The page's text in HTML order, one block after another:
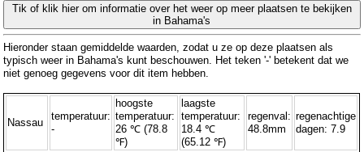
Tik of klik hier om informatie over het weer op meer plaatsen te bekijken
in Bahama's
Hieronder staan ​​gemiddelde waarden, zodat u ze op deze plaatsen als
typisch weer in Bahama's kunt beschouwen. Het teken '-' betekent dat we
niet genoeg gegevens voor dit item hebben.
Nassau
temperatuur:
-
hoogste
temperatuur:
26 ℃ (78.8
℉)
laagste
temperatuur:
18.4 ℃
(65.12 ℉)
regenval:
48.8mm
regenachtige
dagen: 7.9